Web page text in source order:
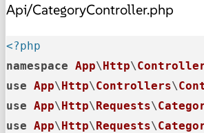
Api/CategoryController.php
<?php
namespace App\ Http\
use App\ Http\Controllers\
use App\ Http\ Requests\
use App\ Http\ Requests\